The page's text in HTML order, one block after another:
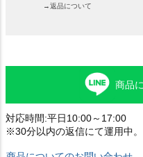
→返品について
商品
対応時間:平日10:00～17:00
※30分以内の返信にて運用中。